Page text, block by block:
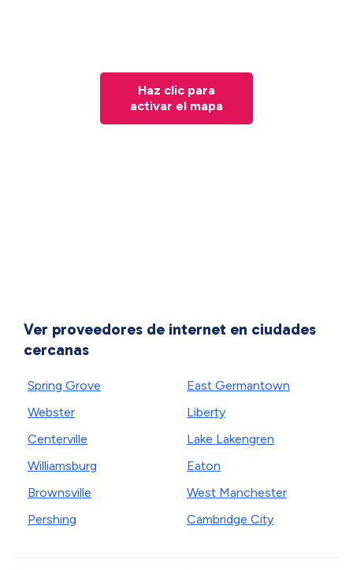
Haz clic para
activar el mapa
Ver proveedores de internet en ciudades
cercanas
Spring Grove
Webster
Centerville
Williamsburg
Brownsville
Pershing
East Germantown
Liberty
Lake Lakengren
Eaton
West Manchester
Cambridge City